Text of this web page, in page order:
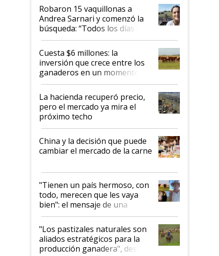
Robaron 15 vaquillonas a
Andrea Sarnari y comenzó la
búsqueda: “Todos los días le
toca a algún productor”
Cuesta $6 millones: la
inversión que crece entre los
ganaderos en un momento
histórico para la actividad
La hacienda recuperó precio,
pero el mercado ya mira el
próximo techo
China y la decisión que puede
cambiar el mercado de la carne
"Tienen un país hermoso, con
todo, merecen que les vaya
bien": el mensaje de una
ganadera uruguaya sobre las
oportunidades que se abren
para el agro en Argentina, con
foco en la carne
"Los pastizales naturales son
aliados estratégicos para la
producción ganadera", destaca